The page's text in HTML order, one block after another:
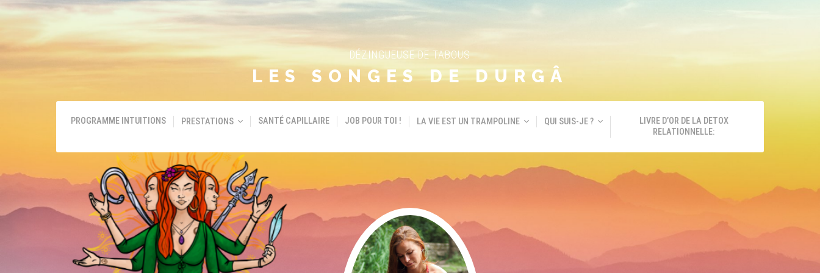
DÉZINGUEUSE DE TABOUS
LES SONGES DE DURGÂ
PROGRAMME INTUITIONS PRESTATIONS SANTÉ CAPILLAIRE JOB POUR TOI ! LA VIE EST UN TRAMPOLINE QUI SUIS-JE ?
LIVRE D’OR DE LA DETOX
RELATIONNELLE: